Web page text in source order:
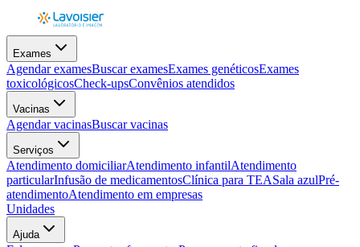
Exames
Agendar examesBuscar examesExames genéticosExames
toxicológicosCheck-upsConvênios atendidos
Vacinas
Agendar vacinasBuscar vacinas
Serviços
Atendimento domiciliarAtendimento infantilAtendimento
particularInfusão de medicamentosClínica para TEASala azulPré-
atendimentoAtendimento em empresas
Unidades
Ajuda